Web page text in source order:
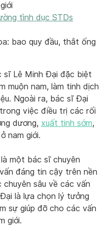
tình dục STDs
bao quy đầu, thắt ống
sĩ Lê Minh Đại đặc biệt
muộn nam, làm tinh dịch
Ngoài ra, bác sĩ Đại
việc điều trị các rối
dương, xuất tinh sớm,
nam giới.
một bác sĩ chuyên
đáng tin cậy trên nền
sâu về các vấn
là lựa chọn lý tưởng
sự giúp đỡ cho các vấn
giới.